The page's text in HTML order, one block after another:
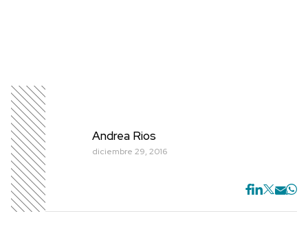
Andrea Rios
diciembre 29, 2016